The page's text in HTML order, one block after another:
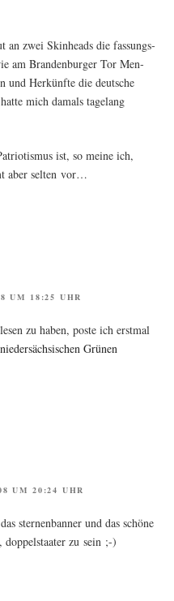
an zwei Skin­heads die fas­sungs­
am Bran­den­bur­ger Tor Men­
und Her­künf­te die deut­sche
mich damals tage­lang
ist, so mei­ne ich,
aber sel­ten vor…
UM 18:25 UHR
zu haben, pos­te ich erst­mal
Grünen
UM 20:24 UHR
ster­nen­ban­ner und das schö­ne
zu sein ;-)